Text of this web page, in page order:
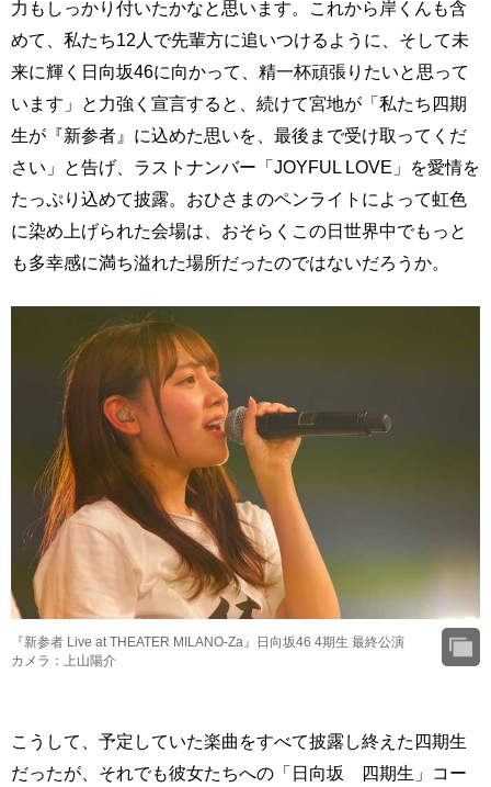
力もしっかり付いたかなと思います。これから岸くんも含
めて、私たち12人で先輩方に追いつけるように、そして未
来に輝く日向坂46に向かって、精一杯頑張りたいと思って
います」と力強く宣言すると、続けて宮地が「私たち四期
生が『新参者』に込めた思いを、最後まで受け取ってくだ
さい」と告げ、ラストナンバー「JOYFUL LOVE」を愛情を
たっぷり込めて披露。おひさまのペンライトによって虹色
に染め上げられた会場は、おそらくこの日世界中でもっと
も多幸感に満ち溢れた場所だったのではないだろうか。
『新参者 Live at THEATER MILANO-Za』日向坂46 4期生 最終公演
カメラ：上山陽介
こうして、予定していた楽曲をすべて披露し終えた四期生
だったが、それでも彼女たちへの「日向坂 四期生」コー